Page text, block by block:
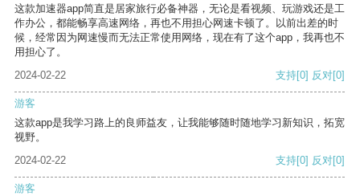
这款加速器app简直是居家旅行必备神器，无论是看视频、玩游戏还是工
作办公，都能畅享高速网络，再也不用担心网速卡顿了。以前出差的时
候，经常因为网速慢而无法正常使用网络，现在有了这个app，我再也不
用担心了。
2024-02-22
支持[0] 反对[0]
游客
这款app是我学习路上的良师益友，让我能够随时随地学习新知识，拓宽
视野。
2024-02-22
支持[0] 反对[0]
游客